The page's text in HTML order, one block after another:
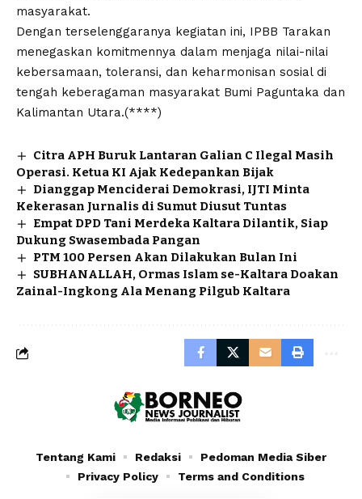
masyarakat.
Dengan terselenggaranya kegiatan ini, IPBB Tarakan
menegaskan komitmennya dalam menjaga nilai-nilai
kebersamaan, toleransi, dan keharmonisan sosial di
tengah keberagaman masyarakat Bumi Paguntaka dan
Kalimantan Utara.(****)
Citra APH Buruk Lantaran Galian C Ilegal Masih
Operasi. Ketua KI Ajak Kedepankan Bijak
Dianggap Menciderai Demokrasi, IJTI Minta
Kekerasan Jurnalis di Sumut Diusut Tuntas
Empat DPD Tani Merdeka Kaltara Dilantik, Siap
Dukung Swasembada Pangan
PTM 100 Persen Akan Dilakukan Bulan Ini
SUBHANALLAH, Ormas Islam se-Kaltara Doakan
Zainal-Ingkong Ala Menang Pilgub Kaltara
Tentang Kami Redaksi
Pedoman Media Siber
Privacy Policy
Terms and Conditions